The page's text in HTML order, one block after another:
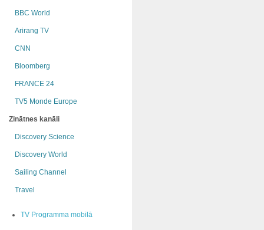
BBC World
Arirang TV
CNN
Bloomberg
FRANCE 24
TV5 Monde Europe
Zinātnes kanāli
Discovery Science
Discovery World
Sailing Channel
Travel
TV Programma mobilā